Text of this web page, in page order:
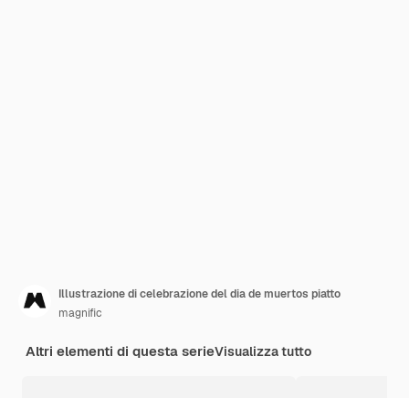
Illustrazione di celebrazione del dia de muertos piatto
magnific
Altri elementi di questa serieVisualizza tutto